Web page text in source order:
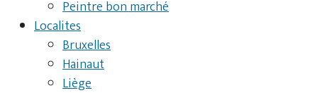
Peintre bon marché
Localites
Bruxelles
Hainaut
Liège